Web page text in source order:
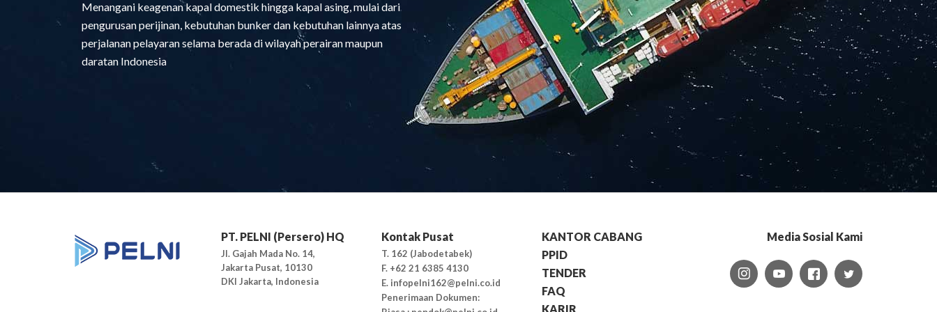
Menangani keagenan kapal domestik hingga kapal asing, mulai dari
pengurusan perijinan, kebutuhan bunker dan kebutuhan lainnya atas
perjalanan pelayaran selama berada di wilayah perairan maupun
daratan Indonesia
PT. PELNI (Persero) HQ
Jl. Gajah Mada No. 14,
Jakarta Pusat, 10130
DKI Jakarta, Indonesia
Kontak Pusat
T. 162 (Jabodetabek)
F. +62 21 6385 4130
E. infopelni162@pelni.co.id
Penerimaan Dokumen:
KANTOR CABANG
PPID
TENDER
FAQ
KARIR
Media Sosial Kami